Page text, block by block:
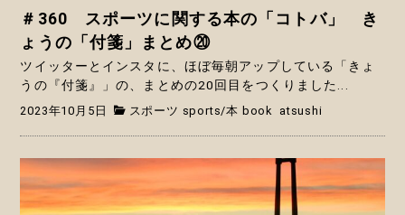
＃360 スポーツに関する本の「コトバ」 き
ょうの「付箋」まとめ⑳
ツイッターとインスタに、ほぼ毎朝アップしている「きょ
うの『付箋』」の、まとめの20回目をつくりました...
2023年10月5日 スポーツ sports/本 book atsushi